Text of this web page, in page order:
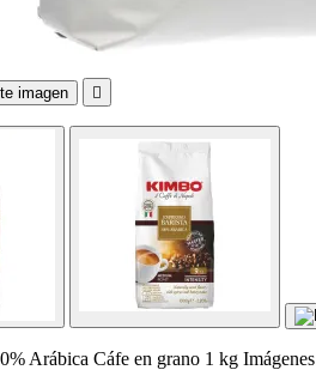
imagen 
Arábica Cáfe en grano 1 kg Imágenes